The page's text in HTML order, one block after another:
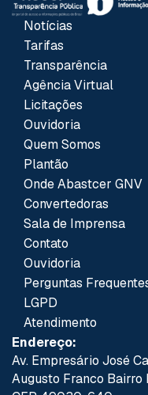
Notícias
Tarifas
Transparência
Agência Virtual
Licitações
Ouvidoria
Quem Somos
Plantão
Onde Abastcer GNV
Convertedoras
Sala de Imprensa
Contato
Ouvidoria
Perguntas
LGPD
Atendimento
Endereço:
Av. Empresário José
Augusto Franco Bairro